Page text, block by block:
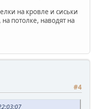
на кровле и сиськи
потолке, наводят на
#4